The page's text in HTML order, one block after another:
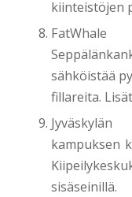
kiinteistöjen
sähköistää
fillareita.
kampuksen